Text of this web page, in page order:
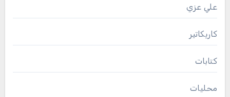
علي عزي
كاريكاتير
كتابات
محليات